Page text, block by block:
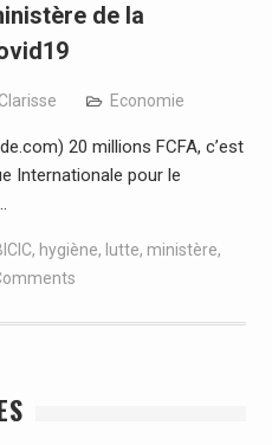
de la
Economie
20 millions FCFA, c’est
Internationale pour le
, hygiène, lutte, ministère,